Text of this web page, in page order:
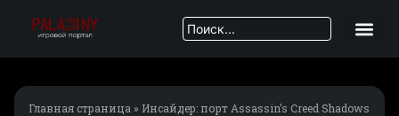
Главная страница » Инсайдер: порт Assassin’s Creed Shadows